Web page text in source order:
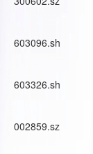
603096.sh
603326.sh
002859.sz